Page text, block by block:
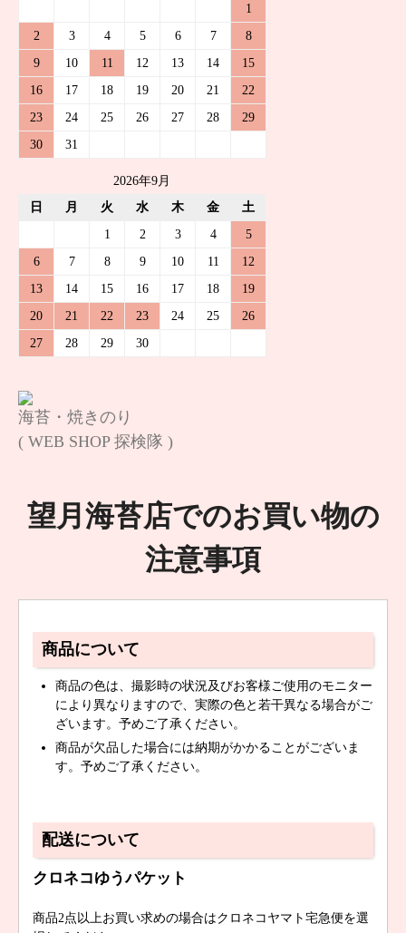
1
2
3 4 5 6 7
8
9
10 11 12 13 14
15
16
17 18 19 20 21
22
23
24 25 26 27 28
29
30
31
2026年9月
日 月 火 水 木 金
土
1
2 3 4
5
6
7 8 9 10 11
12
13
14 15 16 17 18
19
20
21 22 23 24 25
26
27
28 29 30
海苔・焼きのり
( WEB SHOP 探検隊 )
望月海苔店でのお買い物の
注意事項
商品について
商品の色は、撮影時の状況及びお客様ご使用のモニター
により異なりますので、実際の色と若干異なる場合がご
ざいます。予めご了承ください。
商品が欠品した場合には納期がかかることがございま
す。予めご了承ください。
配送について
クロネコゆうパケット
商品2点以上お買い求めの場合はクロネコヤマト宅急便を選